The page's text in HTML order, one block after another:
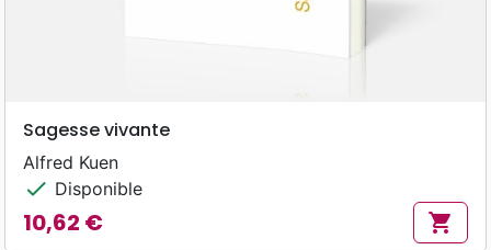
Sagesse vivante
Alfred Kuen
check Disponible
Prix
10,62 € shopping_cart